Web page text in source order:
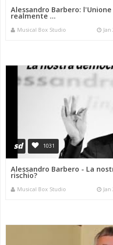
Alessandro Barbero:
realmente ...
Musical Box Studio Jan
sd 1031
Alessandro Barbero - La
rischio?
Musical Box Studio Jan